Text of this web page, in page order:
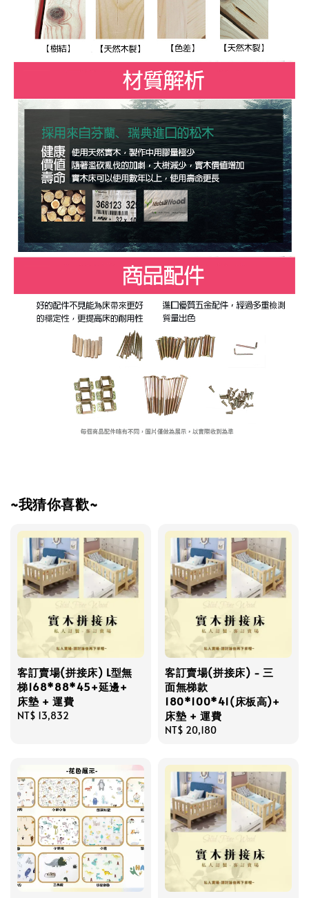
~我猜你喜歡~
客訂賣場(拼接床) L型無
梯168*88*45+延邊+
床墊 + 運費
Regular
NT$ 13,832
客訂賣場(拼接床) - 三
面無梯款
180*100*41(床板高)+
床墊 + 運費
Regular
NT$ 20,180